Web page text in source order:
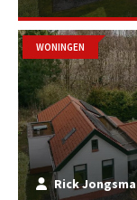
Rick Jongsma
WONINGEN